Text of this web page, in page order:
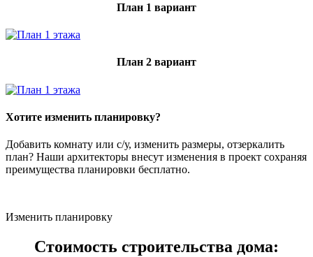
План 1 вариант
План 2 вариант
Хотите изменить планировку?
Добавить комнату или с/у, изменить размеры, отзеркалить
план? Наши архитекторы внесут изменения в проект сохраняя
преимущества планировки бесплатно.
Изменить планировку
Стоимость строительства дома: